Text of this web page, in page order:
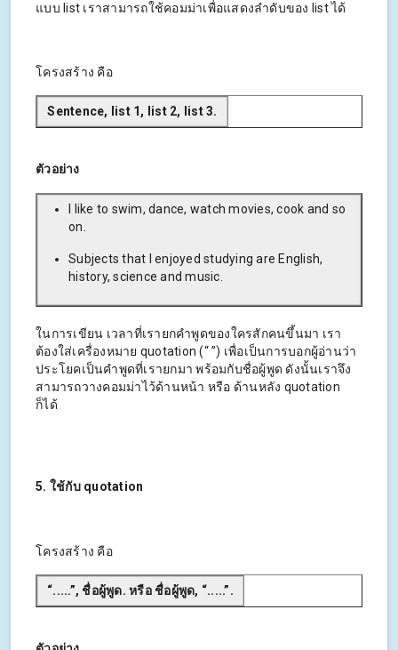
แบบ list เราสามารถใช้คอมม่าเพื่อแสดงลำดับของ list ได้
โครงสร้าง คือ
Sentence, list 1, list 2, list 3.
ตัวอย่าง
I like to swim, dance, watch movies, cook and so
on.
Subjects that I enjoyed studying are English,
history, science and music.
ในการเขียน เวลาที่เรายกคำพูดของใครสักคนขึ้นมา เรา
ต้องใส่เครื่องหมาย quotation (“ ”) เพื่อเป็นการบอกผู้อ่านว่า
ประโยคเป็นคำพูดที่เรายกมา พร้อมกับชื่อผู้พูด ดังนั้นเราจึง
สามารถวางคอมม่าไว้ด้านหน้า หรือ ด้านหลัง quotation
ก็ได้
5. ใช้กับ quotation
โครงสร้าง คือ
“.....”, ชื่อผู้พูด. หรือ ชื่อผู้พูด, “.....”.